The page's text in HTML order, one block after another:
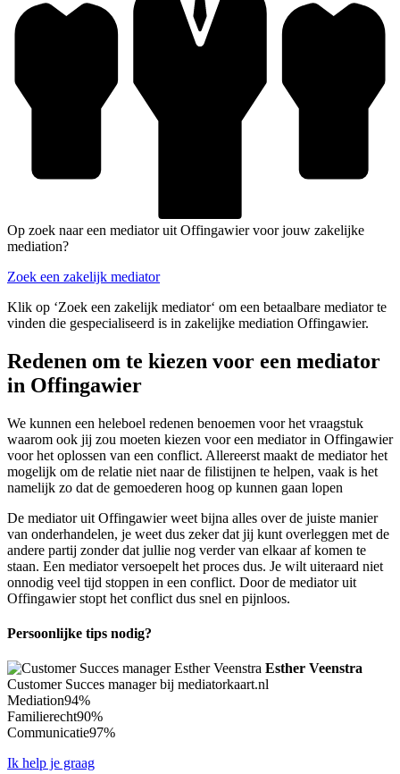
Op zoek naar een mediator uit Offingawier voor jouw zakelijke
mediation?
Zoek een zakelijk mediator
Klik op ‘Zoek een zakelijk mediator‘ om een betaalbare mediator te
vinden die gespecialiseerd is in zakelijke mediation Offingawier.
Redenen om te kiezen voor een mediator
in Offingawier
We kunnen een heleboel redenen benoemen voor het vraagstuk
waarom ook jij zou moeten kiezen voor een mediator in Offingawier
voor het oplossen van een conflict. Allereerst maakt de mediator het
mogelijk om de relatie niet naar de filistijnen te helpen, vaak is het
namelijk zo dat de gemoederen hoog op kunnen gaan lopen
De mediator uit Offingawier weet bijna alles over de juiste manier
van onderhandelen, je weet dus zeker dat jij kunt overleggen met de
andere partij zonder dat jullie nog verder van elkaar af komen te
staan. Een mediator versoepelt het proces dus. Je wilt uiteraard niet
onnodig veel tijd stoppen in een conflict. Door de mediator uit
Offingawier stopt het conflict dus snel en pijnloos.
Persoonlijke tips nodig?
Esther Veenstra
Customer Succes manager bij mediatorkaart.nl
Mediation94%
Familierecht90%
Communicatie97%
Ik help je graag